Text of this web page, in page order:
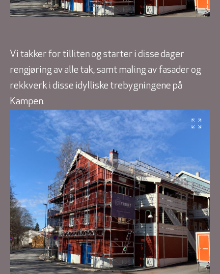
Vi takker for tilliten og starter i disse dager
rengjøring av alle tak, samt maling av fasader og
rekkverk i disse idylliske trebygningene på
Kampen.